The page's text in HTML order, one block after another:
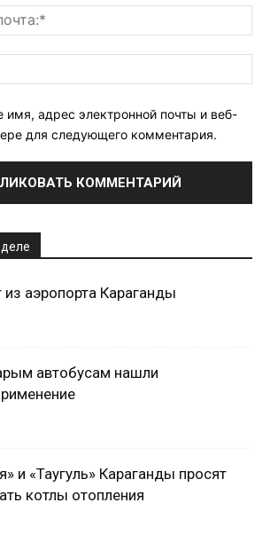
имя, адрес электронной почты и веб-
для следующего комментария.
аэропорта Караганды
автобусам нашли
и «Таугуль» Караганды просят
котлы отопления